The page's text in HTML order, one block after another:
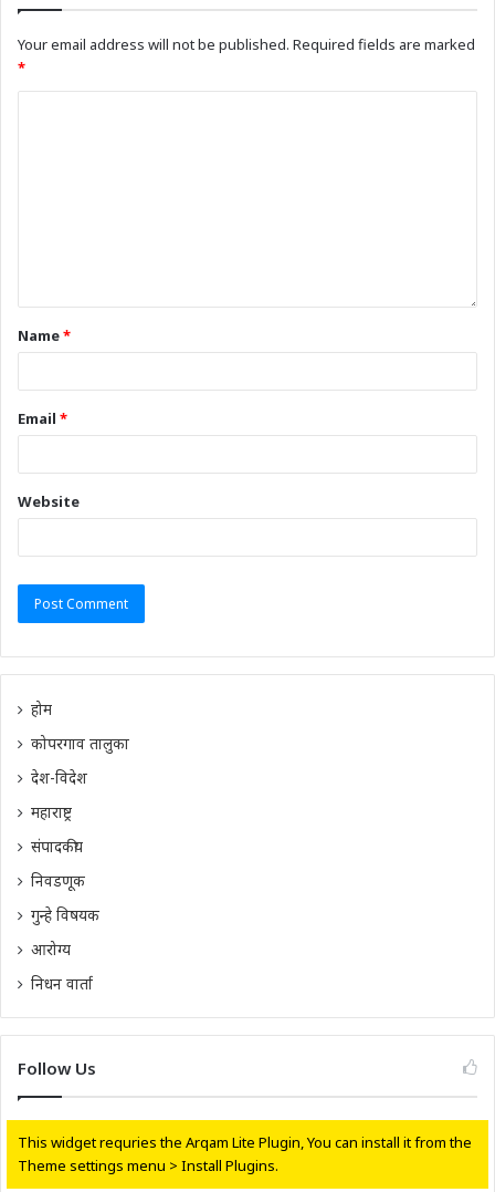
Your email address will not be published. Required fields are marked
*
Name*
Email *
Website
होम
कोपरगाव तालुका
देश-विदेश
महाराष्ट्र
संपादकीय
निवडणूक
गुन्हे विषयक
आरोग्य
निधन वार्ता
Follow Us
This widget requries the Arqam Lite Plugin, You can install it from the
Theme settings menu > Install Plugins.